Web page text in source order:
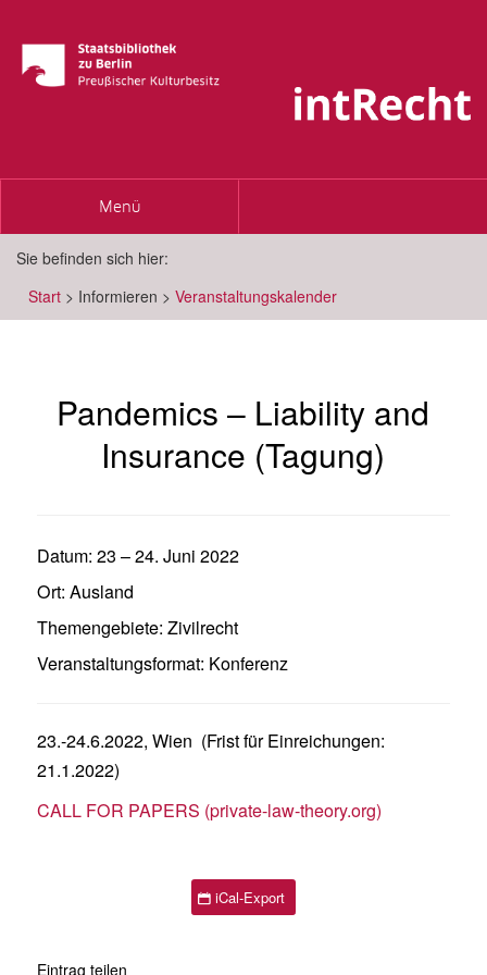
Toggle
Menü
Sie befinden sich hier:
Start > Informieren > Veranstaltungskalender
Pandemics – Liability and
Insurance (Tagung)
Datum: 23 –24. Juni 2022
Ort: Ausland
Themengebiete: Zivilrecht
Veranstaltungsformat: Konferenz
23.-24.6.2022, Wien (Frist für Einreichungen:
21.1.2022)
CALL FOR PAPERS (private-law-theory.org)
iCal-Export
Eintrag teilen